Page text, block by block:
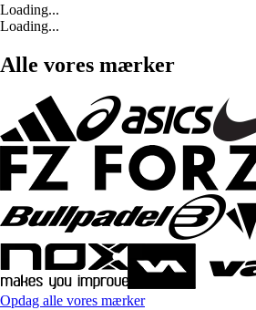
Loading...
Loading...
Alle vores mærker
Opdag alle vores mærker